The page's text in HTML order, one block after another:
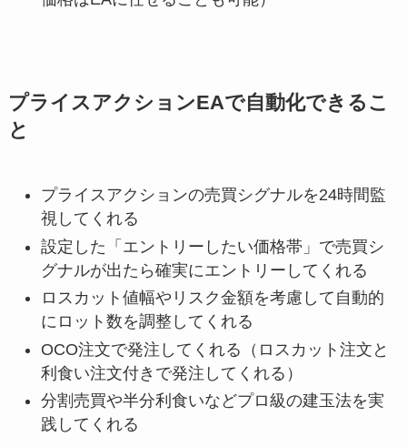
プライスアクションEAで自動化できるこ
と
プライスアクションの売買シグナルを24時間監
視してくれる
設定した「エントリーしたい価格帯」で売買シ
グナルが出たら確実にエントリーしてくれる
ロスカット値幅やリスク金額を考慮して自動的
にロット数を調整してくれる
OCO注文で発注してくれる（ロスカット注文と
利食い注文付きで発注してくれる）
分割売買や半分利食いなどプロ級の建玉法を実
践してくれる